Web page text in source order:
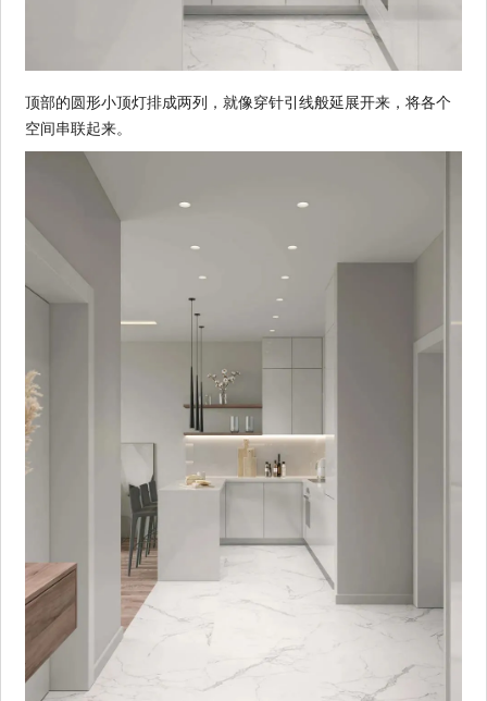
顶部的圆形小顶灯排成两列，就像穿针引线般延展开来，将各个
空间串联起来。